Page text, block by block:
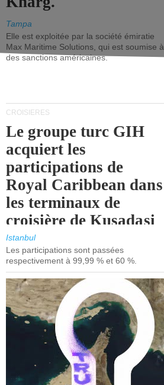
Tampa
Elle est exploitée par la société émiratie
Max Maritime Solutions, qui est soumise à
des sanctions américaines.
CROISIÈRES
Le groupe turc GIH
acquiert les
participations de
Royal Caribbean dans
les terminaux de
croisière de Kusadasi
et de Lisbonne.
Istanbul
Les participations sont passées
respectivement à 99,99 % et 60 %.